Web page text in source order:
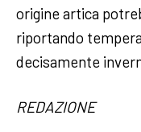
origine artica
riportando
decisamente
REDAZIONE